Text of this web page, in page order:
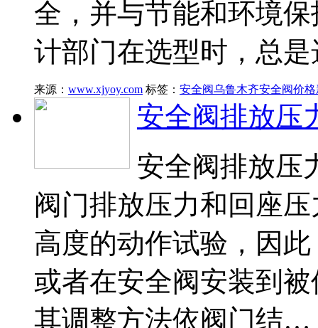
全，并与节能和环境
计部门在选型时，总
来源： www.xjyoy.com 标签： 安全阀乌鲁木齐安全阀价格
安全阀排放压
安全阀排放压
阀门排放压力和回座
高度的动作试验，因
或者在安全阀安装到
其调整方法依阀门结…